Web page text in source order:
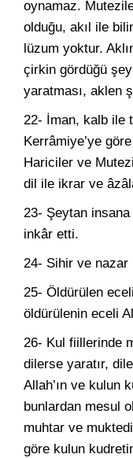
oynamaz.
olduğu, akıl ile
lüzum yoktur.
çirkin gördüğü
yaratması, aklen
22- İman, kalb ile
Kerrâmiye’ye
Hariciler ve
dil ile ikrar ve
23- Şeytan
inkâr etti.
24- Sihir ve nazar
25- Öldürülen
öldürülenin eceli
26- Kul fiillerinde
dilerse yaratır,
Allah’ın ve kulun
bunlardan mesul
muhtar ve
göre kulun